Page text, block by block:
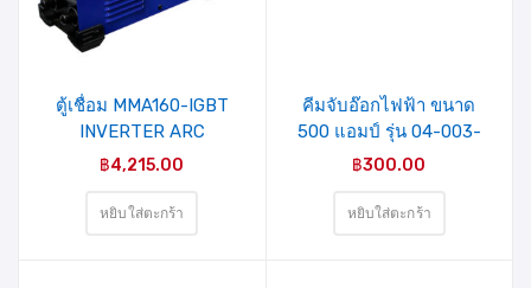
ตู้เชื่อม MMA160-IGBT
INVERTER ARC
WELDING-IGBT
(21-003-001)
฿4,215.00
หยิบใส่ตะกร้า
คีมจับอ๊อกไฟฟ้า ขนาด
500 แอมป์ รุ่น 04-003-
020 MIXPRO
฿300.00
หยิบใส่ตะกร้า